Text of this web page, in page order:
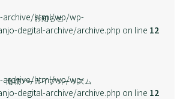
お知らせ
html/wp/wp-
degital-archive/archive.php on line 12
南城アーカイブツーリズム
html/wp/wp-
degital-archive/archive.php on line 12